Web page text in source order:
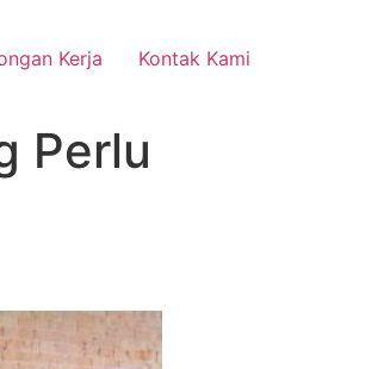
Kerja Kontak Kami
Perlu